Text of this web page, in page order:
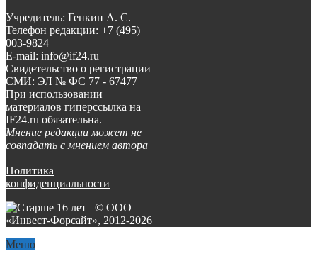
Учредитель: Генкин А. С.
Телефон редакции: +7 (495)
003-9824
E-mail: info@if24.ru
Свидетельство о регистрации
СМИ: ЭЛ № ФС 77 - 67477
При использовании
материалов гиперссылка на
IF24.ru обязательна.
Мнение редакции может не
совпадать с мнением автора
Политика
конфиденциальности
© ООО
«Инвест-Форсайт», 2012-2026
Меню